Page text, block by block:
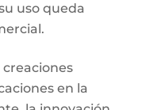
uso queda
creaciones
en la